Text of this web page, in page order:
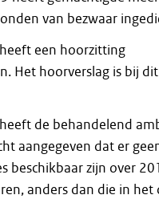
van bezwaar
een hoorzitting
Het hoorverslag is bij
de behandelend
aangegeven dat er
beschikbaar zijn over
anders dan die in het